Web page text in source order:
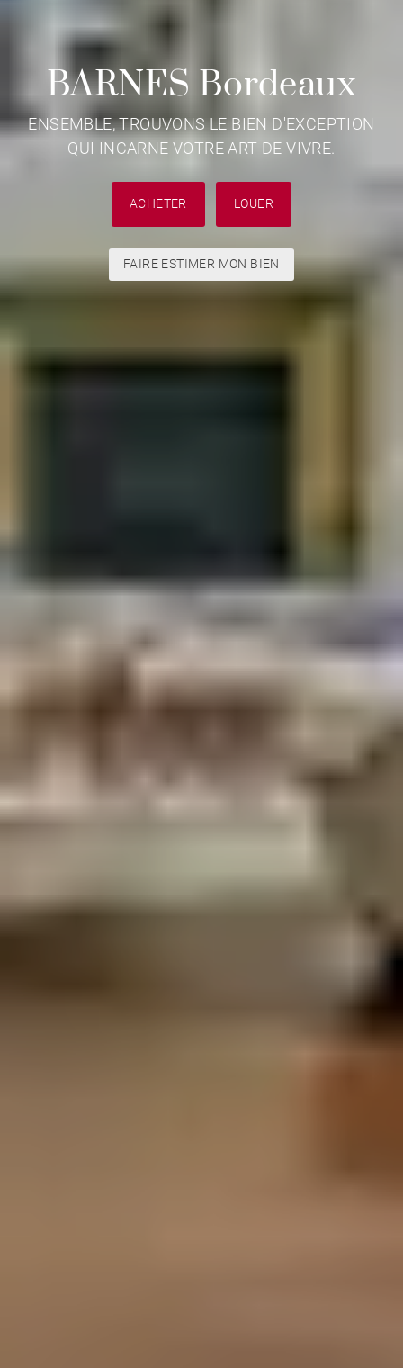
BARNES Bordeaux
ENSEMBLE, TROUVONS LE BIEN D'EXCEPTION
QUI INCARNE VOTRE ART DE VIVRE.
ACHETER LOUER
FAIRE ESTIMER MON BIEN